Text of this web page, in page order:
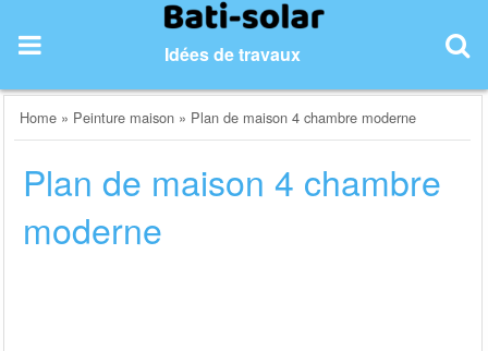
content
Idées de travaux
Home » Peinture maison » Plan de maison 4 chambre moderne
Plan de maison 4 chambre
moderne